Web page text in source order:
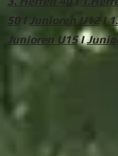
50I Junioren U12I
Junioren U15I